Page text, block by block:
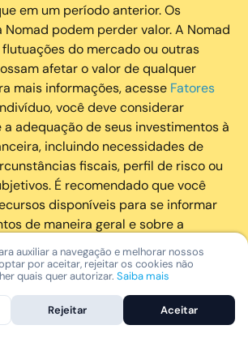
em um período anterior. Os
Nomad podem perder valor. A Nomad
do mercado ou outras
afetar o valor de qualquer
mais informações, acesse Fatores
você deve considerar
adequação de seus investimentos à
incluindo necessidades de
fiscais, perfil de risco ou
É recomendado que você
disponíveis para se informar
de maneira geral e sobre a
de seu portfólio. Questões fiscais ou
investimentos realizados através da
obtidas pelos próprios clientes. A
não fornecem nenhum tipo de
ou fiscal.
auxiliar a navegação e melhorar nossos
por aceitar, rejeitar os cookies não
quais quer autorizar. Saiba mais
Rejeitar Aceitar